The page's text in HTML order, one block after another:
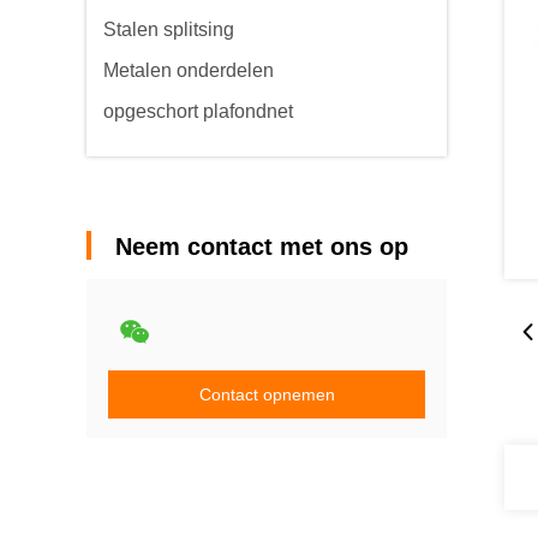
Stalen splitsing
Metalen onderdelen
opgeschort plafondnet
Neem contact met ons op
Contact opnemen